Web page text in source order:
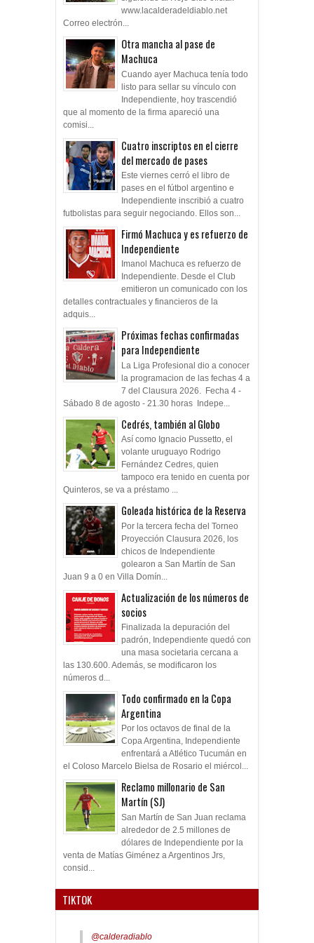
www.lacalderadeldiablo.net
Correo electrón...
Otra mancha al pase de
Machuca
Cuando ayer Machuca tenía todo
listo para sellar su vínculo con
Independiente, hoy trascendió
que al momento de la firma apareció una
comisi...
Cuatro inscriptos en el cierre
del mercado de pases
Este viernes cerró el libro de
pases en el fútbol argentino e
Independiente inscribió a cuatro
futbolistas para seguir negociando. Ellos son...
Firmó Machuca y es refuerzo de
Independiente
Imanol Machuca es refuerzo de
Independiente. Desde el Club
emitieron un comunicado con los
detalles contractuales y financieros de la
adquis...
Próximas fechas confirmadas
para Independiente
La Liga Profesional dio a conocer
la programacion de las fechas 4 a
7 del Clausura 2026. Fecha 4 -
Sábado 8 de agosto - 21.30 horas Indepe...
Cedrés, también al Globo
Así como Ignacio Pussetto, el
volante uruguayo Rodrigo
Fernández Cedres, quien
tampoco era tenido en cuenta por
Quinteros, se va a préstamo ...
Goleada histórica de la Reserva
Por la tercera fecha del Torneo
Proyección Clausura 2026, los
chicos de Independiente
golearon a San Martín de San
Juan 9 a 0 en Villa Domín...
Actualización de los números de
socios
Finalizada la depuración del
padrón, Independiente quedó con
una masa societaria cercana a
las 130.600. Además, se modificaron los
números d...
Todo confirmado en la Copa
Argentina
Por los octavos de final de la
Copa Argentina, Independiente
enfrentará a Atlético Tucumán en
el Coloso Marcelo Bielsa de Rosario el miércol...
Reclamo millonario de San
Martín (SJ)
San Martín de San Juan reclama
alrededor de 2.5 millones de
dólares de Independiente por la
venta de Matías Giménez a Argentinos Jrs,
consid...
TIKTOK
@calderadiablo